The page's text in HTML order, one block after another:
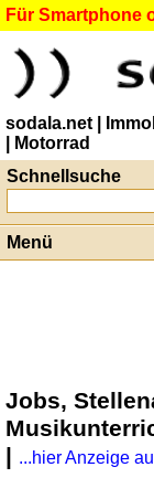
Für Smartphone
sodala.net |
| Motorrad
Schnellsuche
Menü
Jobs,
| ...hier Anzeige